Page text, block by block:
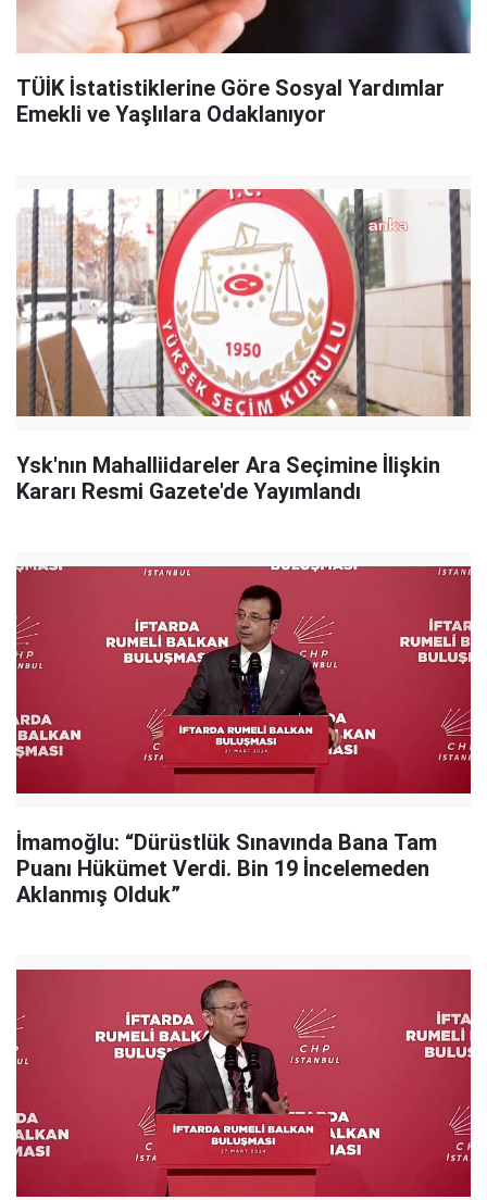
TÜİK İstatistiklerine Göre Sosyal Yardımlar
Emekli ve Yaşlılara Odaklanıyor
Ysk'nın Mahalliidareler Ara Seçimine İlişkin
Kararı Resmi Gazete'de Yayımlandı
İmamoğlu: “Dürüstlük Sınavında Bana Tam
Puanı Hükümet Verdi. Bin 19 İncelemeden
Aklanmış Olduk”